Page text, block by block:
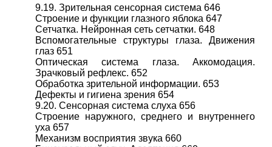
9.19. Зрительная сенсорная система 646
Строение и функции глазного яблока 647
Сетчатка. Нейронная сеть сетчатки. 648
Вспомогательные структуры глаза. Движения
глаз 651
Оптическая система глаза. Аккомодация.
Зрачковый рефлекс. 652
Обработка зрительной информации. 653
Дефекты и гигиена зрения 654
9.20. Сенсорная система слуха 656
Строение наружного, среднего и внутреннего
уха 657
Механизм восприятия звука 660